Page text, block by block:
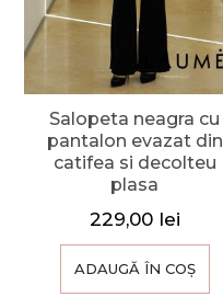
Salopeta neagra cu
pantalon evazat din
catifea si decolteu
plasa
229,00 lei
ADAUGĂ ÎN COȘ